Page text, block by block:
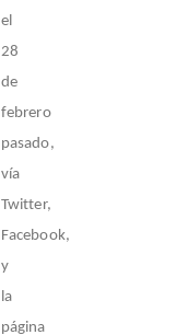
el
28
de
febrero
pasado,
vía
Twitter,
Facebook,
y
la
página